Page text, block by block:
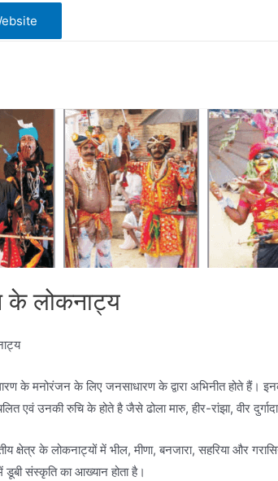
के लोकनाट्य
के मनोरंजन के लिए जनसाधारण के द्वारा अभिनीत होते हैं।
एवं उनकी रुचि के होते है जैसे ढोला मारु, हीर-रांझा, वीर
क्षेत्र के लोकनाट्यों में भील, मीणा, बनजारा, सहरिया और
डूबी संस्कृति का आख्यान होता है।